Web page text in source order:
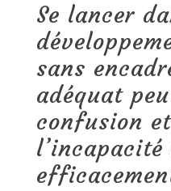
Se lancer
sans
adéquat
confusion